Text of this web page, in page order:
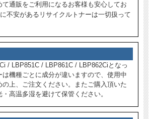
て通販をご利用になるお客様も安心してお
不安があるリサイクルトナーは一切扱って
/ LBP851C / LBP861C / LBP862Ciとなっ
機種ごとに成分が違いますので、使用中
上、ご注文ください。またご購入頂いた
・高温多湿を避けて保管ください。